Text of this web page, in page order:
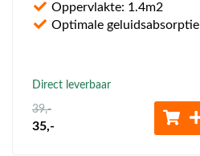
Oppervlakte: 1.4m2
Optimale geluidsabsorptie
Direct leverbaar
39,-
35,-